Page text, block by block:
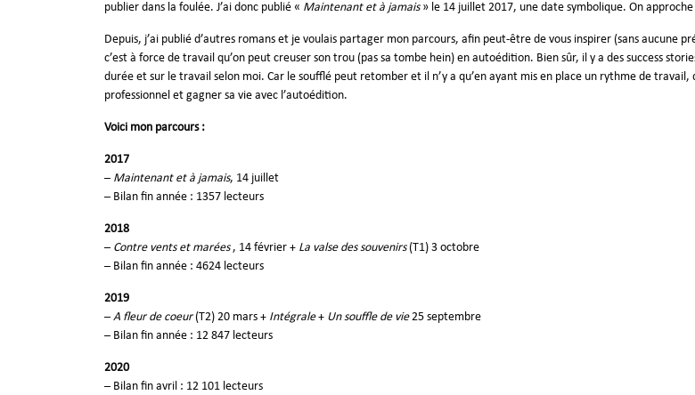
publier dans la foulée. J’ai donc publié « Maintenant et à jamais» le 14 juillet 2017, une date symbolique. On
Depuis, j’ai publié d’autres romans et je voulais partager mon parcours, afin peut-être de vous inspirer (sans
c’est à force de travail qu’on peut creuser son trou (pas sa tombe hein) en autoédition. Bien sûr, il y a des success
durée et sur le travail selon moi. Car le soufflé peut retomber et il n’y a qu’en ayant mis en place un rythme de
professionnel et gagner sa vie avec l’autoédition.
Voici mon parcours :
2017
– Maintenant et à jamais, 14 juillet
– Bilan fin année : 1357 lecteurs
2018
– Contre vents et marées, 14 février + La valse des souvenirs(T1) 3 octobre
– Bilan fin année : 4624 lecteurs
2019
– A fleur de coeur(T2) 20 mars + Intégrale+ Un souffle de vie25 septembre
– Bilan fin année : 12 847 lecteurs
2020
– Bilan fin avril : 12 101 lecteurs